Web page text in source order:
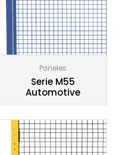
Paneles
Serie M55
Automotive